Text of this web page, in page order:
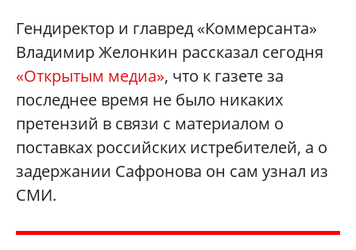
Гендиректор и главред «Коммерсанта»
Владимир Желонкин рассказал сегодня
«Открытым медиа», что к газете за
последнее время не было никаких
претензий в связи с материалом о
поставках российских истребителей, а о
задержании Сафронова он сам узнал из
СМИ.